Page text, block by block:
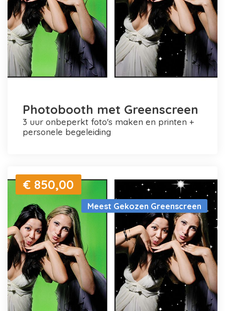
Photobooth met Greenscreen
3 uur onbeperkt foto's maken en printen +
personele begeleiding
Meest Gekozen Greenscreen
€ 850,00